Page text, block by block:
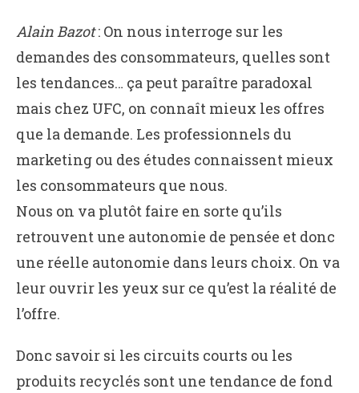
Alain Bazot: On nous interroge sur les
demandes des consommateurs, quelles sont
les tendances… ça peut paraître paradoxal
mais chez UFC, on connaît mieux les offres
que la demande. Les professionnels du
marketing ou des études connaissent mieux
les consommateurs que nous.
Nous on va plutôt faire en sorte qu’ils
retrouvent une autonomie de pensée et donc
une réelle autonomie dans leurs choix. On va
leur ouvrir les yeux sur ce qu’est la réalité de
l’offre.
Donc savoir si les circuits courts ou les
produits recyclés sont une tendance de fond